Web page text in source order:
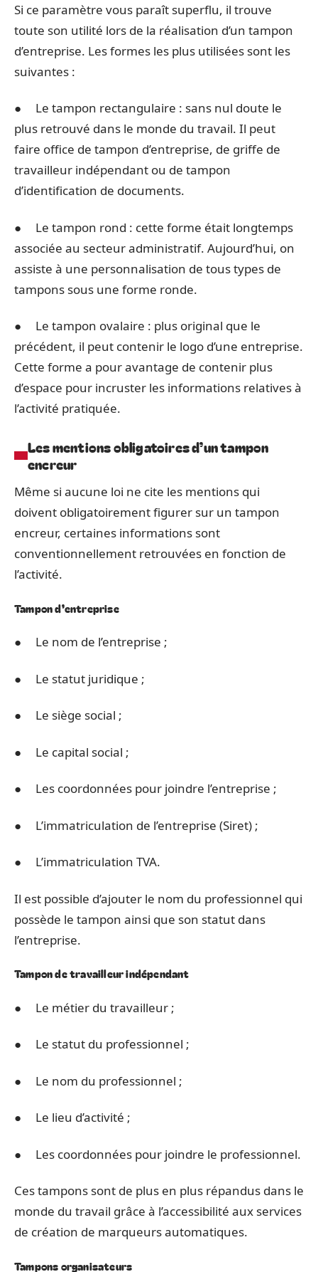
Si ce paramètre vous paraît superflu, il trouve
toute son utilité lors de la réalisation d’un tampon
d’entreprise. Les formes les plus utilisées sont les
suivantes :
● Le tampon rectangulaire : sans nul doute le
plus retrouvé dans le monde du travail. Il peut
faire office de tampon d’entreprise, de griffe de
travailleur indépendant ou de tampon
d’identification de documents.
● Le tampon rond : cette forme était longtemps
associée au secteur administratif. Aujourd’hui, on
assiste à une personnalisation de tous types de
tampons sous une forme ronde.
● Le tampon ovalaire : plus original que le
précédent, il peut contenir le logo d’une entreprise.
Cette forme a pour avantage de contenir plus
d’espace pour incruster les informations relatives à
l’activité pratiquée.
Les mentions obligatoires d’un tampon
encreur
Même si aucune loi ne cite les mentions qui
doivent obligatoirement figurer sur un tampon
encreur, certaines informations sont
conventionnellement retrouvées en fonction de
l’activité.
Tampon d’entreprise
● Le nom de l’entreprise ;
● Le statut juridique ;
● Le siège social ;
● Le capital social ;
● Les coordonnées pour joindre l’entreprise ;
● L’immatriculation de l’entreprise (Siret) ;
● L’immatriculation TVA.
Il est possible d’ajouter le nom du professionnel qui
possède le tampon ainsi que son statut dans
l’entreprise.
Tampon de travailleur indépendant
● Le métier du travailleur ;
● Le statut du professionnel ;
● Le nom du professionnel ;
● Le lieu d’activité ;
● Les coordonnées pour joindre le professionnel.
Ces tampons sont de plus en plus répandus dans le
monde du travail grâce à l’accessibilité aux services
de création de marqueurs automatiques.
Tampons organisateurs